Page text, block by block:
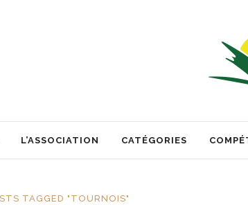
L’ASSOCIATION CATÉGORIES
TAGGED "TOURNOIS"